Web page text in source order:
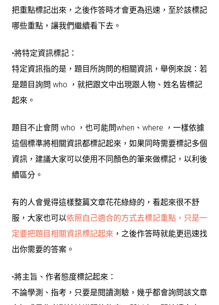
把重點標記出來，之後作答時才會更為迅速，至於該標記
哪些重點，讓我們繼續看下去。
•將特定資訊標記：
特定資訊指的是，題目所詢問的相關資訊，舉例來說：若
是題目詢問 who ，就把跟文中出現跟人物、姓名皆標記
起來。
題目不止會問 who ，也可能問when、where ，一樣依據
這個標準將相關資訊都標記起來，如果同時需要標記多個
資訊，建議大家可以使用不同顏色的筆來做標記，以利後
續區分。
有的人會覺得這樣整篇文章花花綠綠的，看起來很不舒
服，大家也可以依照自己適合的方式去標記重點，只是一
定要把題目相關資訊標記起來 ，之後作答時就能更迅速找
出你需要的答案。
•將主旨、作者態度標記起來：
不論學測、指考，只要是閱讀測驗，幾乎都會詢問該文章